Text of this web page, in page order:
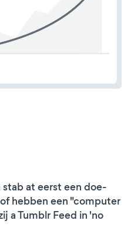
at eerst een doe-
hebben een "computer
a Tumblr Feed in 'no